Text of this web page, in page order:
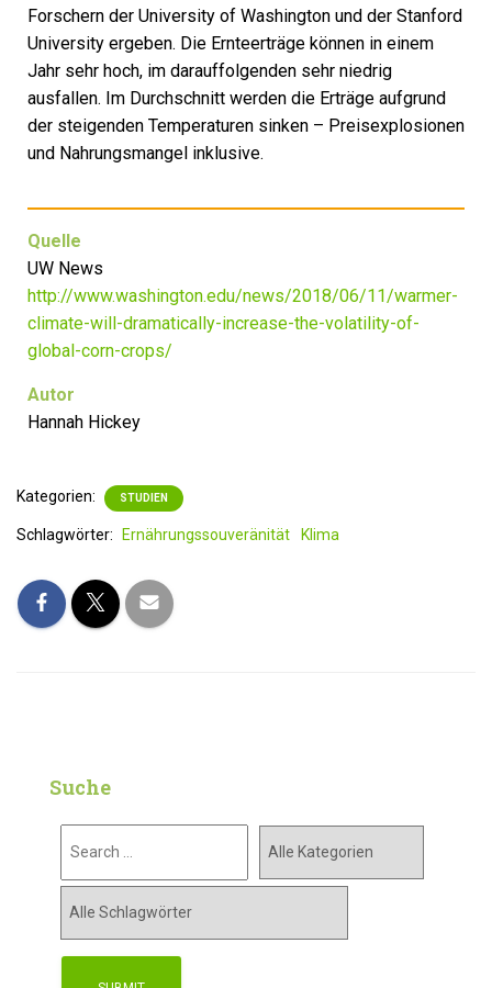
Forschern der University of Washington und der Stanford
University ergeben. Die Ernteerträge können in einem
Jahr sehr hoch, im darauffolgenden sehr niedrig
ausfallen. Im Durchschnitt werden die Erträge aufgrund
der steigenden Temperaturen sinken – Preisexplosionen
und Nahrungsmangel inklusive.
Quelle
UW News
http://www.washington.edu/news/2018/06/11/warmer-
climate-will-dramatically-increase-the-volatility-of-
global-corn-crops/
Autor
Hannah Hickey
Kategorien: STUDIEN
Schlagwörter: Ernährungssouveränität Klima
Suche